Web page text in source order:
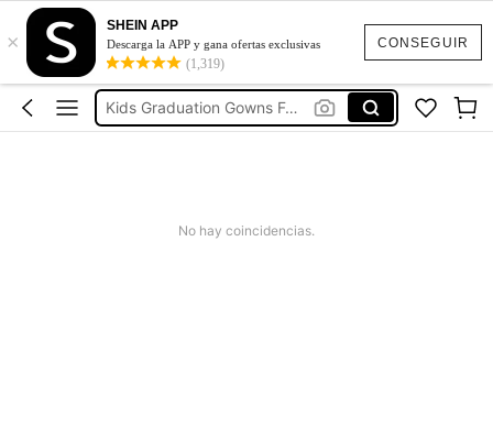
CONSEGUIR
×
SHEIN APP
Descarga la APP y gana ofertas exclusivas
(1,319)
Colarinho Infantil
روب تخرج للصغار
Graduation Gown Kids
No hay coincidencias.